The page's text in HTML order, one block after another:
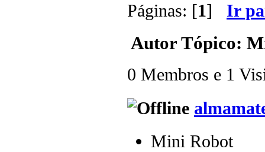
Páginas: [1] Ir
AutorTópico:
0 Membros e 1
Mini Robot